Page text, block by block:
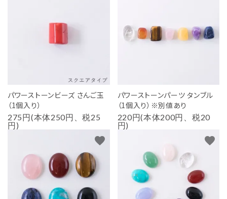
パワーストーンビーズ さんご玉
（1個入り）
275円(本体250円、税25
円)
パワーストーンパーツ タンブル
（1個入り）※別値あり
220円(本体200円、税20
円)
favorite favorite